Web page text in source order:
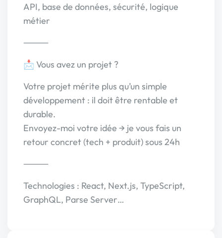
API, base de données, sécurité, logique
métier
⸻
📩 Vous avez un projet ?
Votre projet mérite plus qu’un simple
développement : il doit être rentable et
durable.
Envoyez-moi votre idée → je vous fais un
retour concret (tech + produit) sous 24h
⸻
Technologies : React, Next.js, TypeScript,
GraphQL, Parse Server…